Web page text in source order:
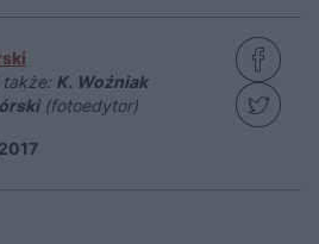
K. Woźniak
(fotoedytor)